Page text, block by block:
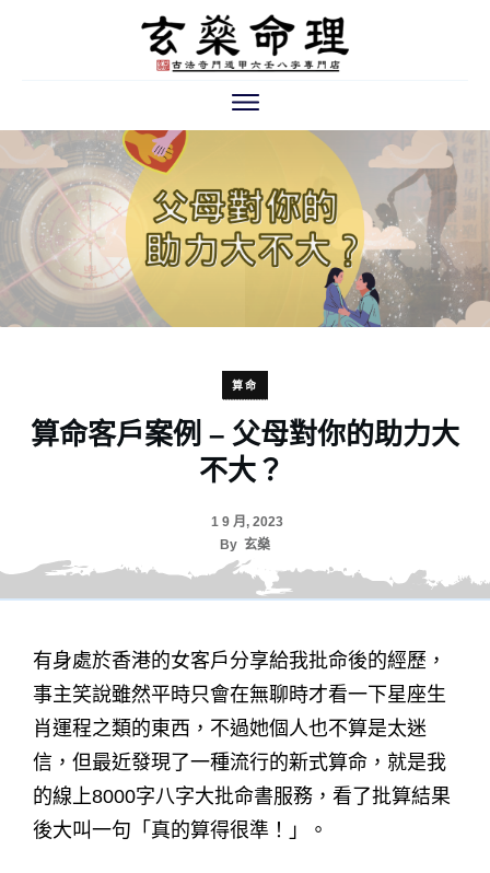
算命
算命客戶案例 – 父母對你的助力大
不大？
1 9 月, 2023
By 玄燊
有身處於香港的女客戶分享給我批命後的經歷，
事主笑說雖然平時只會在無聊時才看一下星座生
肖運程之類的東西，不過她個人也不算是太迷
信，但最近發現了一種流行的新式算命，就是我
的線上8000字八字大批命書服務，看了批算結果
後大叫一句「真的算得很準！」。